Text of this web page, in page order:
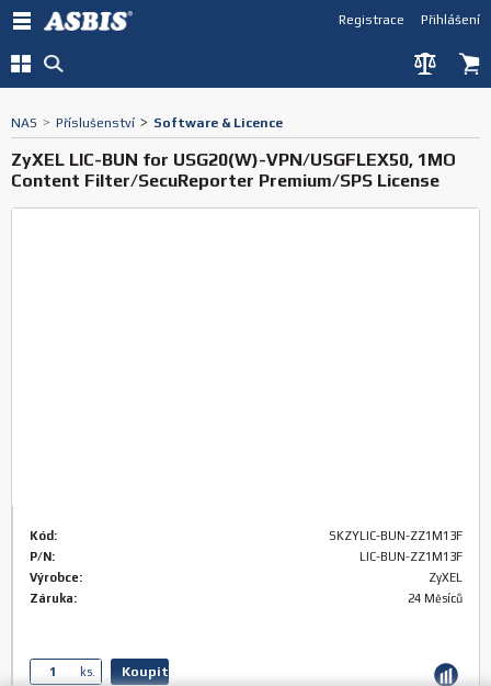
Přihlášení
Registrace
NAS > Příslušenství > Software & Licence
ZyXEL LIC-BUN for USG20(W)-VPN/USGFLEX50, 1MO
Content Filter/SecuReporter Premium/SPS License
Kód:
SKZYLIC-BUN-ZZ1M13F
P/N:
LIC-BUN-ZZ1M13F
Výrobce:
ZyXEL
Záruka:
24 Měsíců
ks. Koupit